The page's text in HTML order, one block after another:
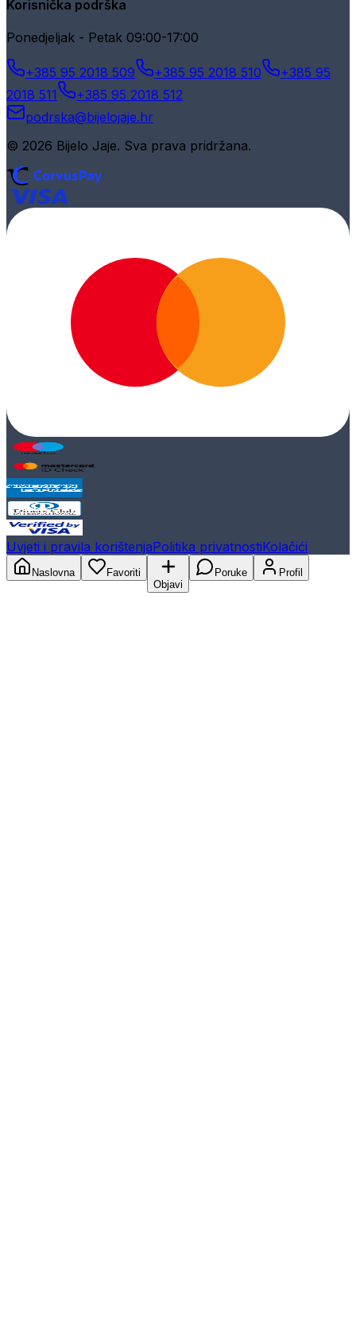
Korisnička podrška
Ponedjeljak - Petak 09:00-17:00
+385 95 2018 509 +385 95 2018 510
+385 95
2018 511
+385 95 2018 512
podrska@bijelojaje.hr
© 2026 Bijelo Jaje. Sva prava pridržana.
Uvjeti i pravila korištenjaPolitika privatnostiKolačići
Naslovna
Favoriti
Objavi
Poruke Profil